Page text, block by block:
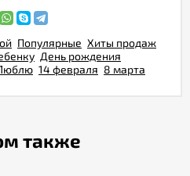
Популярные Хиты продаж
День рождения
14 февраля 8 марта
также